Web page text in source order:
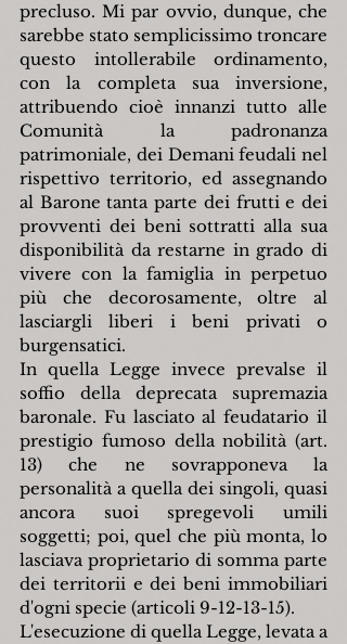
precluso. Mi par ovvio, dunque, che
sarebbe stato semplicissimo troncare
questo intollerabile ordinamento,
con la completa sua inversione,
attribuendo cioè innanzi tutto alle
Comunità la padronanza
patrimoniale, dei Demani feudali nel
rispettivo territorio, ed assegnando
al Barone tanta parte dei frutti e dei
provventi dei beni sottratti alla sua
disponibilità da restarne in grado di
vivere con la famiglia in perpetuo
più che decorosamente, oltre al
lasciargli liberi i beni privati o
burgensatici.
In quella Legge invece prevalse il
soffio della deprecata supremazia
baronale. Fu lasciato al feudatario il
prestigio fumoso della nobilità (art.
13) che ne sovrapponeva la
personalità a quella dei singoli, quasi
ancora suoi spregevoli umili
soggetti; poi, quel che più monta, lo
lasciava proprietario di somma parte
dei territorii e dei beni immobiliari
d'ogni specie (articoli 9-12-13-15).
L'esecuzione di quella Legge, levata a